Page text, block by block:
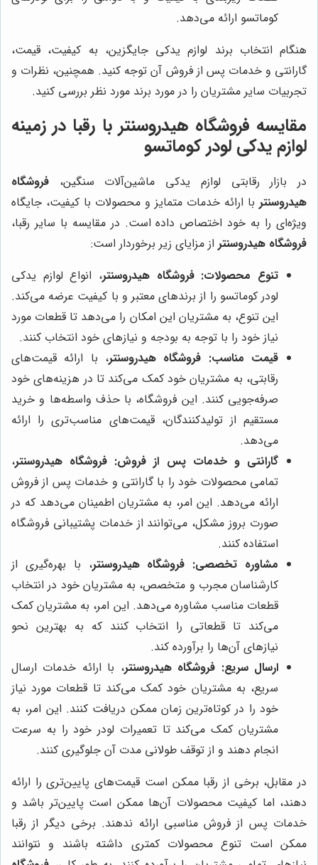
کوماتسو ارائه می‌دهد.
هنگام انتخاب برند لوازم یدکی جایگزین، به کیفیت، قیمت،
گارانتی و خدمات پس از فروش آن توجه کنید. همچنین، نظرات و
تجربیات سایر مشتریان را در مورد برند مورد نظر بررسی کنید.
مقایسه فروشگاه هیدروسنتر با رقبا در زمینه
لوازم یدکی لودر کوماتسو
در بازار رقابتی لوازم یدکی ماشین‌آلات سنگین، فروشگاه
هیدروسنتر با ارائه خدمات متمایز و محصولات با کیفیت، جایگاه
ویژه‌ای را به خود اختصاص داده است. در مقایسه با سایر رقبا،
فروشگاه هیدروسنتر از مزایای زیر برخوردار است:
تنوع محصولات: فروشگاه هیدروسنتر، انواع لوازم یدکی
لودر کوماتسو را از برندهای معتبر و با کیفیت عرضه می‌کند.
این تنوع، به مشتریان این امکان را می‌دهد تا قطعات مورد
نیاز خود را با توجه به بودجه و نیازهای خود انتخاب کنند.
قیمت مناسب: فروشگاه هیدروسنتر، با ارائه قیمت‌های
رقابتی، به مشتریان خود کمک می‌کند تا در هزینه‌های خود
صرفه‌جویی کنند. این فروشگاه، با حذف واسطه‌ها و خرید
مستقیم از تولیدکنندگان، قیمت‌های مناسب‌تری را ارائه
می‌دهد.
گارانتی و خدمات پس از فروش: فروشگاه هیدروسنتر،
تمامی محصولات خود را با گارانتی و خدمات پس از فروش
ارائه می‌دهد. این امر، به مشتریان اطمینان می‌دهد که در
صورت بروز مشکل، می‌توانند از خدمات پشتیبانی فروشگاه
استفاده کنند.
مشاوره تخصصی: فروشگاه هیدروسنتر، با بهره‌گیری از
کارشناسان مجرب و متخصص، به مشتریان خود در انتخاب
قطعات مناسب مشاوره می‌دهد. این امر، به مشتریان کمک
می‌کند تا قطعاتی را انتخاب کنند که به بهترین نحو
نیازهای آن‌ها را برآورده کند.
ارسال سریع: فروشگاه هیدروسنتر، با ارائه خدمات ارسال
سریع، به مشتریان خود کمک می‌کند تا قطعات مورد نیاز
خود را در کوتاه‌ترین زمان ممکن دریافت کنند. این امر، به
مشتریان کمک می‌کند تا تعمیرات لودر خود را به سرعت
انجام دهند و از توقف طولانی مدت آن جلوگیری کنند.
در مقابل، برخی از رقبا ممکن است قیمت‌های پایین‌تری را ارائه
دهند، اما کیفیت محصولات آن‌ها ممکن است پایین‌تر باشد و
خدمات پس از فروش مناسبی ارائه ندهند. برخی دیگر از رقبا
ممکن است تنوع محصولات کمتری داشته باشند و نتوانند